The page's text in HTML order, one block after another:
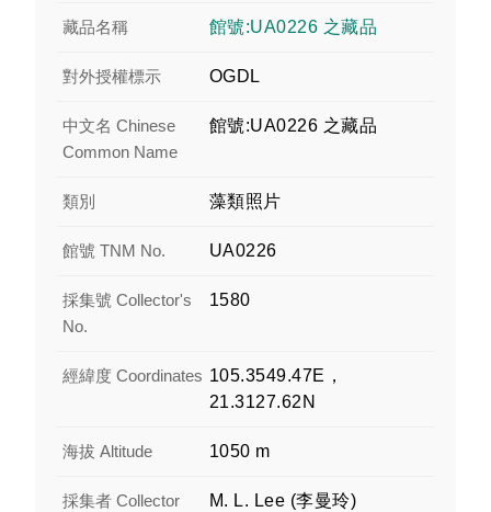
藏品名稱 館號:UA0226 之藏品
對外授權標示 OGDL
中文名 Chinese
Common Name
館號:UA0226 之藏品
類別 藻類照片
館號 TNM No. UA0226
採集號 Collector's
No.
1580
經緯度 Coordinates 105.3549.47E，
21.3127.62N
海拔 Altitude 1050 m
採集者 Collector M. L. Lee (李曼玲)